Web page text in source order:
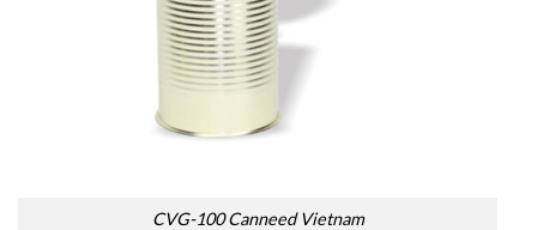
CVG-100 Canneed Vietnam